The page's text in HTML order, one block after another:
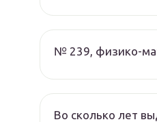
№ 239, физико-
Во сколько лет